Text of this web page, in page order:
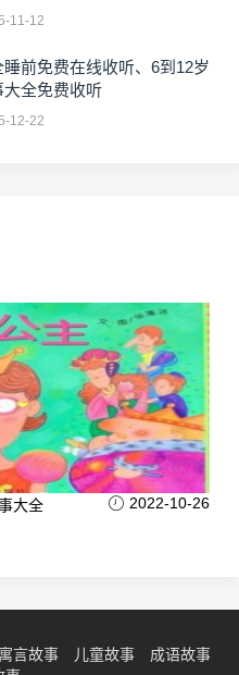
11-12
睡前免费在线收听、6到12岁
大全免费收听
12-22
大全 2022-10-26
寓言故事 儿童故事
成语故事